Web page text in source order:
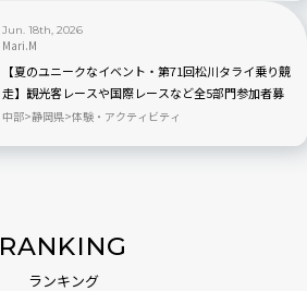
Jun. 18th, 2026
Mari.M
【夏のユニークなイベント・第71回松川タライ乗り競
走】観光客レースや国際レースなど全5部門参加者募
集中｜静岡県伊東市
中部 静岡県 体験・アクティビティ
RANKING
ランキング